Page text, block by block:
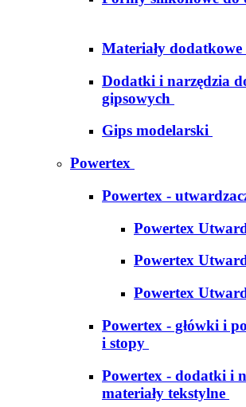
Materiały dodatkowe
Dodatki i narzędzia
gipsowych
Gips modelarski
Powertex
Powertex -
Powertex
Powertex
Powertex
Powertex - główki i
i stopy
Powertex - dodatki i
materiały tekstylne